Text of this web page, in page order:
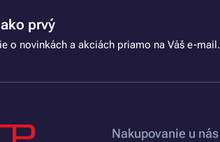
prvý
o novinkách a akciách priamo na Váš e-mail.
Nakupovanie u nás